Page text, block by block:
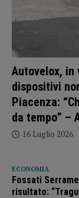
Autovelox, in
dispositivi
Piacenza:
da tempo” –
16 Luglio 2026
ECONOMIA
Fossati
risultato: